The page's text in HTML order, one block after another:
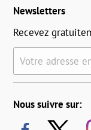
Newsletters
Recevez
Votre adresse
Nous suivre sur: